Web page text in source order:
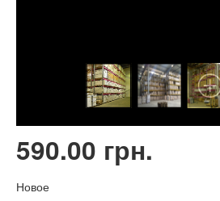
590.00 грн.
Новое